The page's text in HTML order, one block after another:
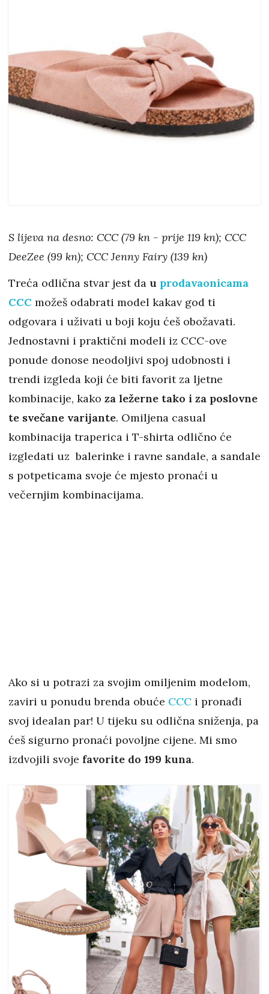
S lijeva na desno: CCC (79 kn - prije 119 kn); CCC
DeeZee (99 kn); CCC Jenny Fairy (139 kn)
Treća odlična stvar jest da u prodavaonicama
CCC možeš odabrati model kakav god ti
odgovara i uživati u boji koju ćeš obožavati.
Jednostavni i praktični modeli iz CCC-ove
ponude donose neodoljivi spoj udobnosti i
trendi izgleda koji će biti favorit za ljetne
kombinacije, kako za ležerne tako i za poslovne
te svečane varijante. Omiljena casual
kombinacija traperica i T-shirta odlično će
izgledati uz balerinke i ravne sandale, a sandale
s potpeticama svoje će mjesto pronaći u
večernjim kombinacijama.
Ako si u potrazi za svojim omiljenim modelom,
zaviri u ponudu brenda obuće CCC i pronađi
svoj idealan par! U tijeku su odlična sniženja, pa
ćeš sigurno pronaći povoljne cijene. Mi smo
izdvojili svoje favorite do 199 kuna.